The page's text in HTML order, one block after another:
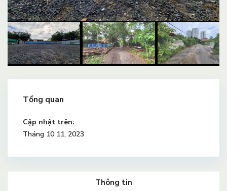
Tổng quan
Cập nhật trên:
Tháng 10 11, 2023
Thông tin